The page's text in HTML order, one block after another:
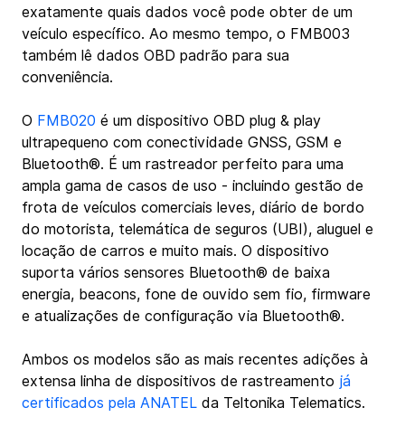
exatamente quais dados você pode obter de um
veículo específico. Ao mesmo tempo, o FMB003
também lê dados OBD padrão para sua
conveniência.
O FMB020 é um dispositivo OBD plug & play
ultrapequeno com conectividade GNSS, GSM e
Bluetooth®. É um rastreador perfeito para uma
ampla gama de casos de uso - incluindo gestão de
frota de veículos comerciais leves, diário de bordo
do motorista, telemática de seguros (UBI), aluguel e
locação de carros e muito mais. O dispositivo
suporta vários sensores Bluetooth® de baixa
energia, beacons, fone de ouvido sem fio, firmware
e atualizações de configuração via Bluetooth®.
Ambos os modelos são as mais recentes adições à
extensa linha de dispositivos de rastreamento já
certificados pela ANATEL da Teltonika Telematics.